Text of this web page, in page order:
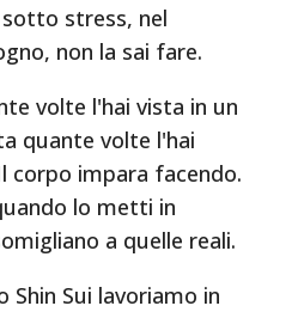
stress, nel
non la sai fare.
volte l'hai vista in un
quante volte l'hai
corpo impara facendo.
lo metti in
a quelle reali.
Shin Sui lavoriamo in